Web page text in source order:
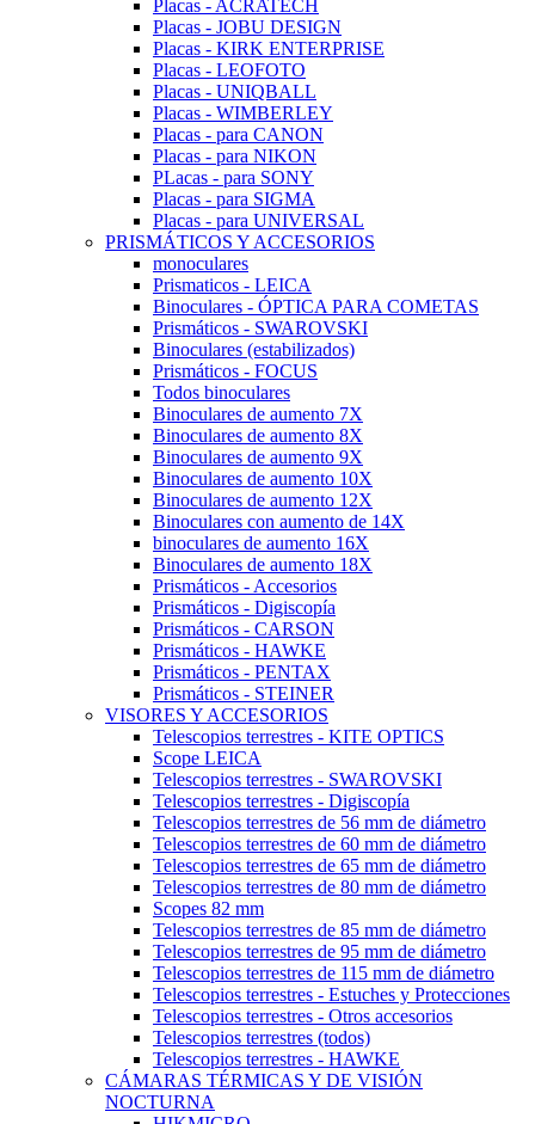
Placas - ACRATECH
Placas - JOBU DESIGN
Placas - KIRK ENTERPRISE
Placas - LEOFOTO
Placas - UNIQBALL
Placas - WIMBERLEY
Placas - para CANON
Placas - para NIKON
PLacas - para SONY
Placas - para SIGMA
Placas - para UNIVERSAL
PRISMÁTICOS Y ACCESORIOS
monoculares
Prismaticos - LEICA
Binoculares - ÓPTICA PARA COMETAS
Prismáticos - SWAROVSKI
Binoculares (estabilizados)
Prismáticos - FOCUS
Todos binoculares
Binoculares de aumento 7X
Binoculares de aumento 8X
Binoculares de aumento 9X
Binoculares de aumento 10X
Binoculares de aumento 12X
Binoculares con aumento de 14X
binoculares de aumento 16X
Binoculares de aumento 18X
Prismáticos - Accesorios
Prismáticos - Digiscopía
Prismáticos - CARSON
Prismáticos - HAWKE
Prismáticos - PENTAX
Prismáticos - STEINER
VISORES Y ACCESORIOS
Telescopios terrestres - KITE OPTICS
Scope LEICA
Telescopios terrestres - SWAROVSKI
Telescopios terrestres - Digiscopía
Telescopios terrestres de 56 mm de diámetro
Telescopios terrestres de 60 mm de diámetro
Telescopios terrestres de 65 mm de diámetro
Telescopios terrestres de 80 mm de diámetro
Scopes 82 mm
Telescopios terrestres de 85 mm de diámetro
Telescopios terrestres de 95 mm de diámetro
Telescopios terrestres de 115 mm de diámetro
Telescopios terrestres - Estuches y Protecciones
Telescopios terrestres - Otros accesorios
Telescopios terrestres (todos)
Telescopios terrestres - HAWKE
CÁMARAS TÉRMICAS Y DE VISIÓN
NOCTURNA